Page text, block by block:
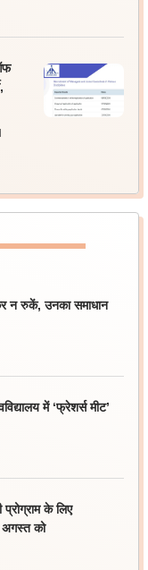
रुकें, उनका समाधान
में ‘फ्रेशर्स मीट’
के लिए
को